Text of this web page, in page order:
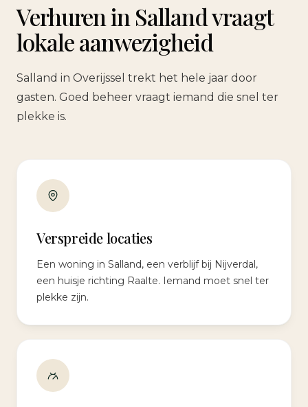
Verhuren in Salland vraagt
lokale aanwezigheid
Salland in Overijssel trekt het hele jaar door
gasten. Goed beheer vraagt iemand die snel ter
plekke is.
Verspreide locaties
Een woning in Salland, een verblijf bij Nijverdal,
een huisje richting Raalte. Iemand moet snel ter
plekke zijn.